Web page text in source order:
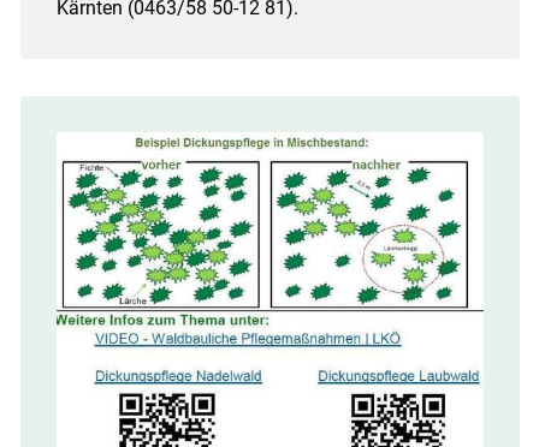
Kärnten (0463/​58 50-12 81).